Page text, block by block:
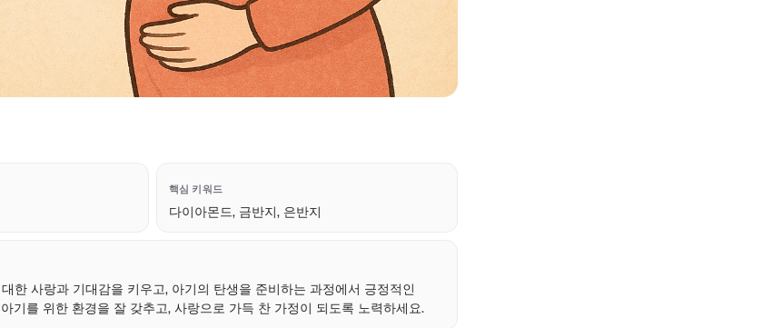
핵심 키워드
다이아몬드, 금반지, 은반지
한 사랑과 기대감을 키우고, 아기의 탄생을 준비하는 과정에서 긍정적인
기를 위한 환경을 잘 갖추고, 사랑으로 가득 찬 가정이 되도록 노력하세요.